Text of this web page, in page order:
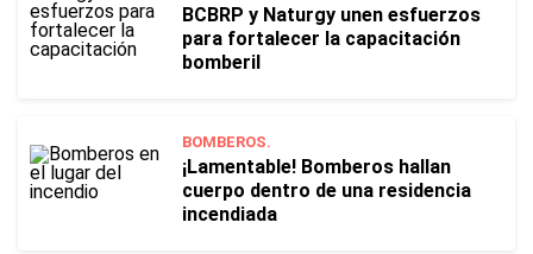
BCBRP y Naturgy unen esfuerzos
para fortalecer la capacitación
bomberil
BOMBEROS.
¡Lamentable! Bomberos hallan
cuerpo dentro de una residencia
incendiada